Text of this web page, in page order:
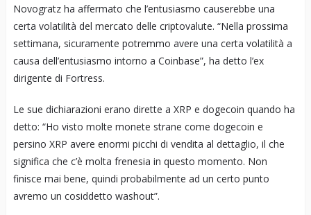
Novogratz ha affermato che l’entusiasmo causerebbe una
certa volatilità del mercato delle criptovalute. “Nella prossima
settimana, sicuramente potremmo avere una certa volatilità a
causa dell’entusiasmo intorno a Coinbase”, ha detto l’ex
dirigente di Fortress.
Le sue dichiarazioni erano dirette a XRP e dogecoin quando ha
detto: “Ho visto molte monete strane come dogecoin e
persino XRP avere enormi picchi di vendita al dettaglio, il che
significa che c’è molta frenesia in questo momento. Non
finisce mai bene, quindi probabilmente ad un certo punto
avremo un cosiddetto washout”.